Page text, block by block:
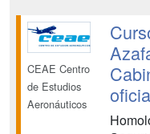
para
CEAE Centro
de Estudios
Aeronáuticos